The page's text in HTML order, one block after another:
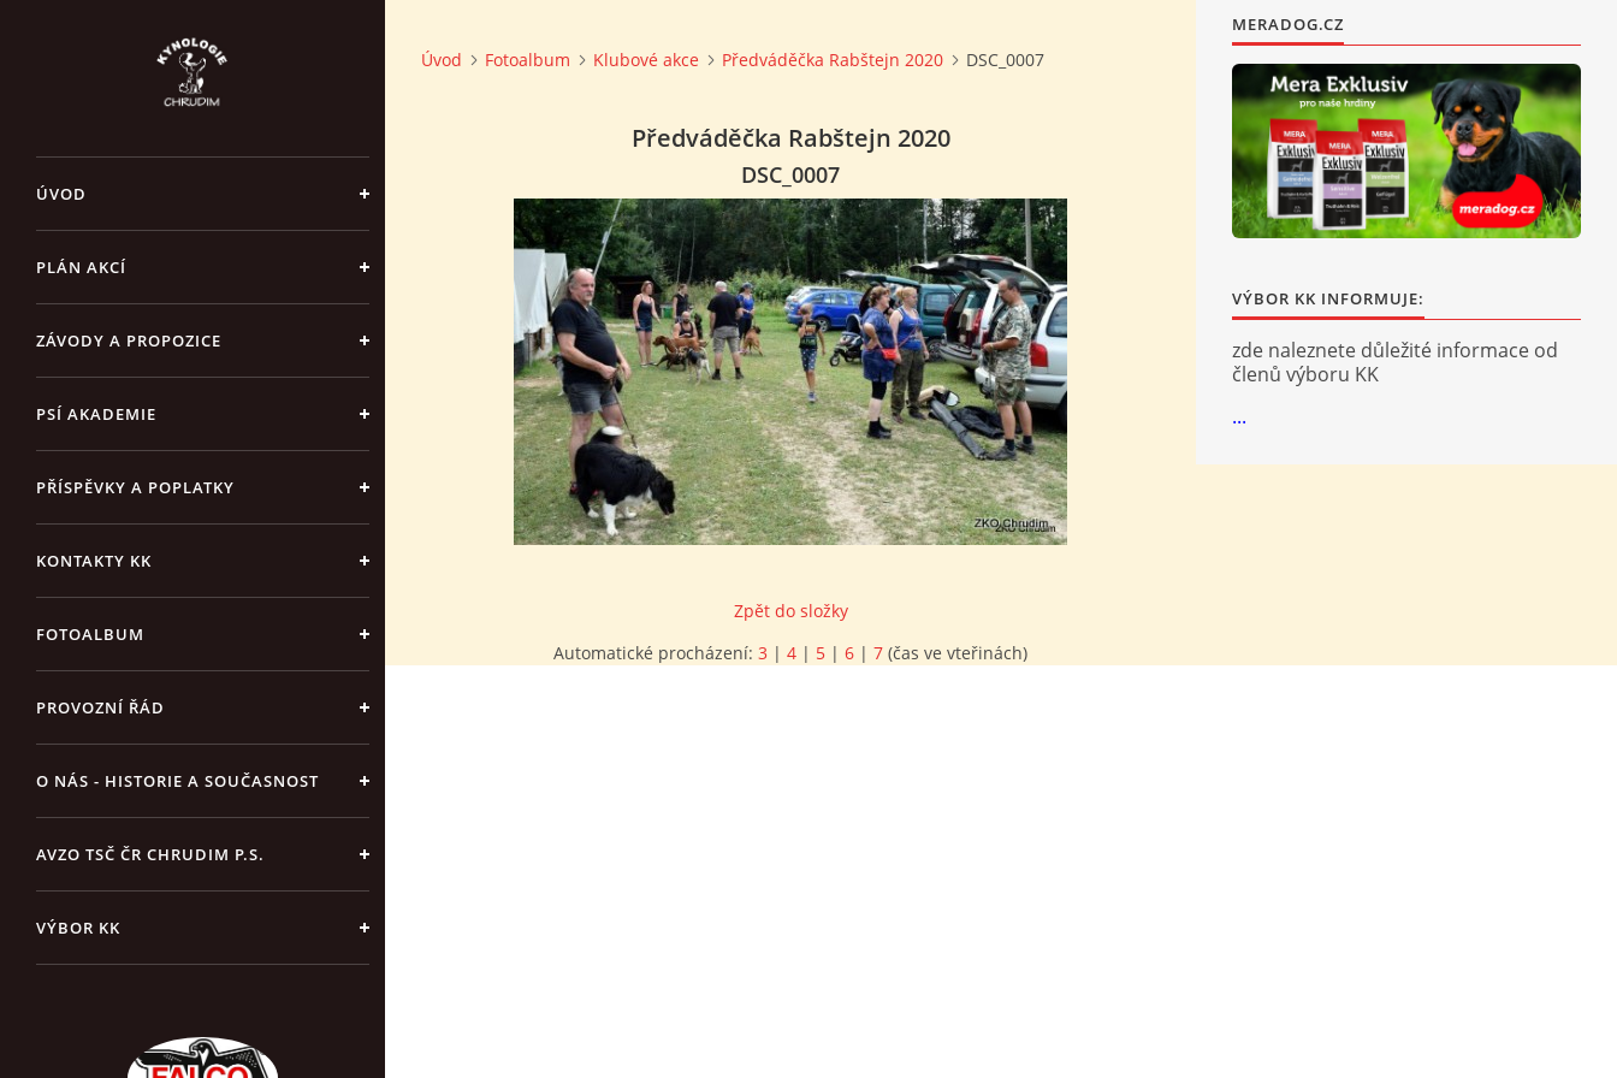
ÚVOD
PLÁN AKCÍ
ZÁVODY A PROPOZICE
PSÍ AKADEMIE
PŘÍSPĚVKY A POPLATKY
KONTAKTY KK
FOTOALBUM
PROVOZNÍ ŘÁD
O NÁS - HISTORIE A SOUČASNOST
AVZO TSČ ČR CHRUDIM P.S.
VÝBOR KK
Úvod Fotoalbum Klubové akce Předváděčka Rabštejn 2020 DSC_0007
Předváděčka Rabštejn 2020
DSC_0007
Zpět do složky
Automatické procházení: 3 | 4 | 5 | 6 | 7 (čas ve vteřinách)
MERADOG.CZ
VÝBOR KK INFORMUJE:
zde naleznete důležité informace od
členů výboru KK
...